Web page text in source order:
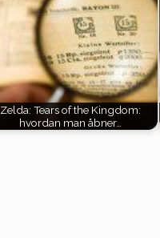
Zelda: Tears of the Kingdom:
hvordan man åbner…